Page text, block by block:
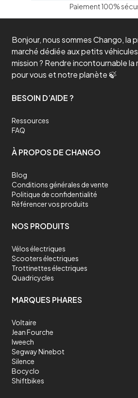
Paiement 100%
Bonjour, nous sommes Chango, la
marché dédiée aux petits
mission ? Rendre incontournable
pour vous et notre planète 🍃
BESOIN D’AIDE ?
Ressources
FAQ
À PROPOS DE CHANGO
Blog
Conditions générales de vente
Politique de confidentialité
Référencer vos produits
NOS PRODUITS
Vélos électriques
Scooters électriques
Trottinettes électriques
Quadricycles
MARQUES PHARES
Voltaire
Jean Fourche
Iweech
Segway Ninebot
Silence
Bocyclo
Shiftbikes